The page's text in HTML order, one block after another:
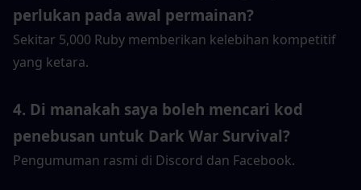
perlukan pada awal permainan?
Sekitar 5,000 Ruby memberikan kelebihan kompetitif
yang ketara.
4. Di manakah saya boleh mencari kod
penebusan untuk Dark War Survival?
Pengumuman rasmi di Discord dan Facebook.